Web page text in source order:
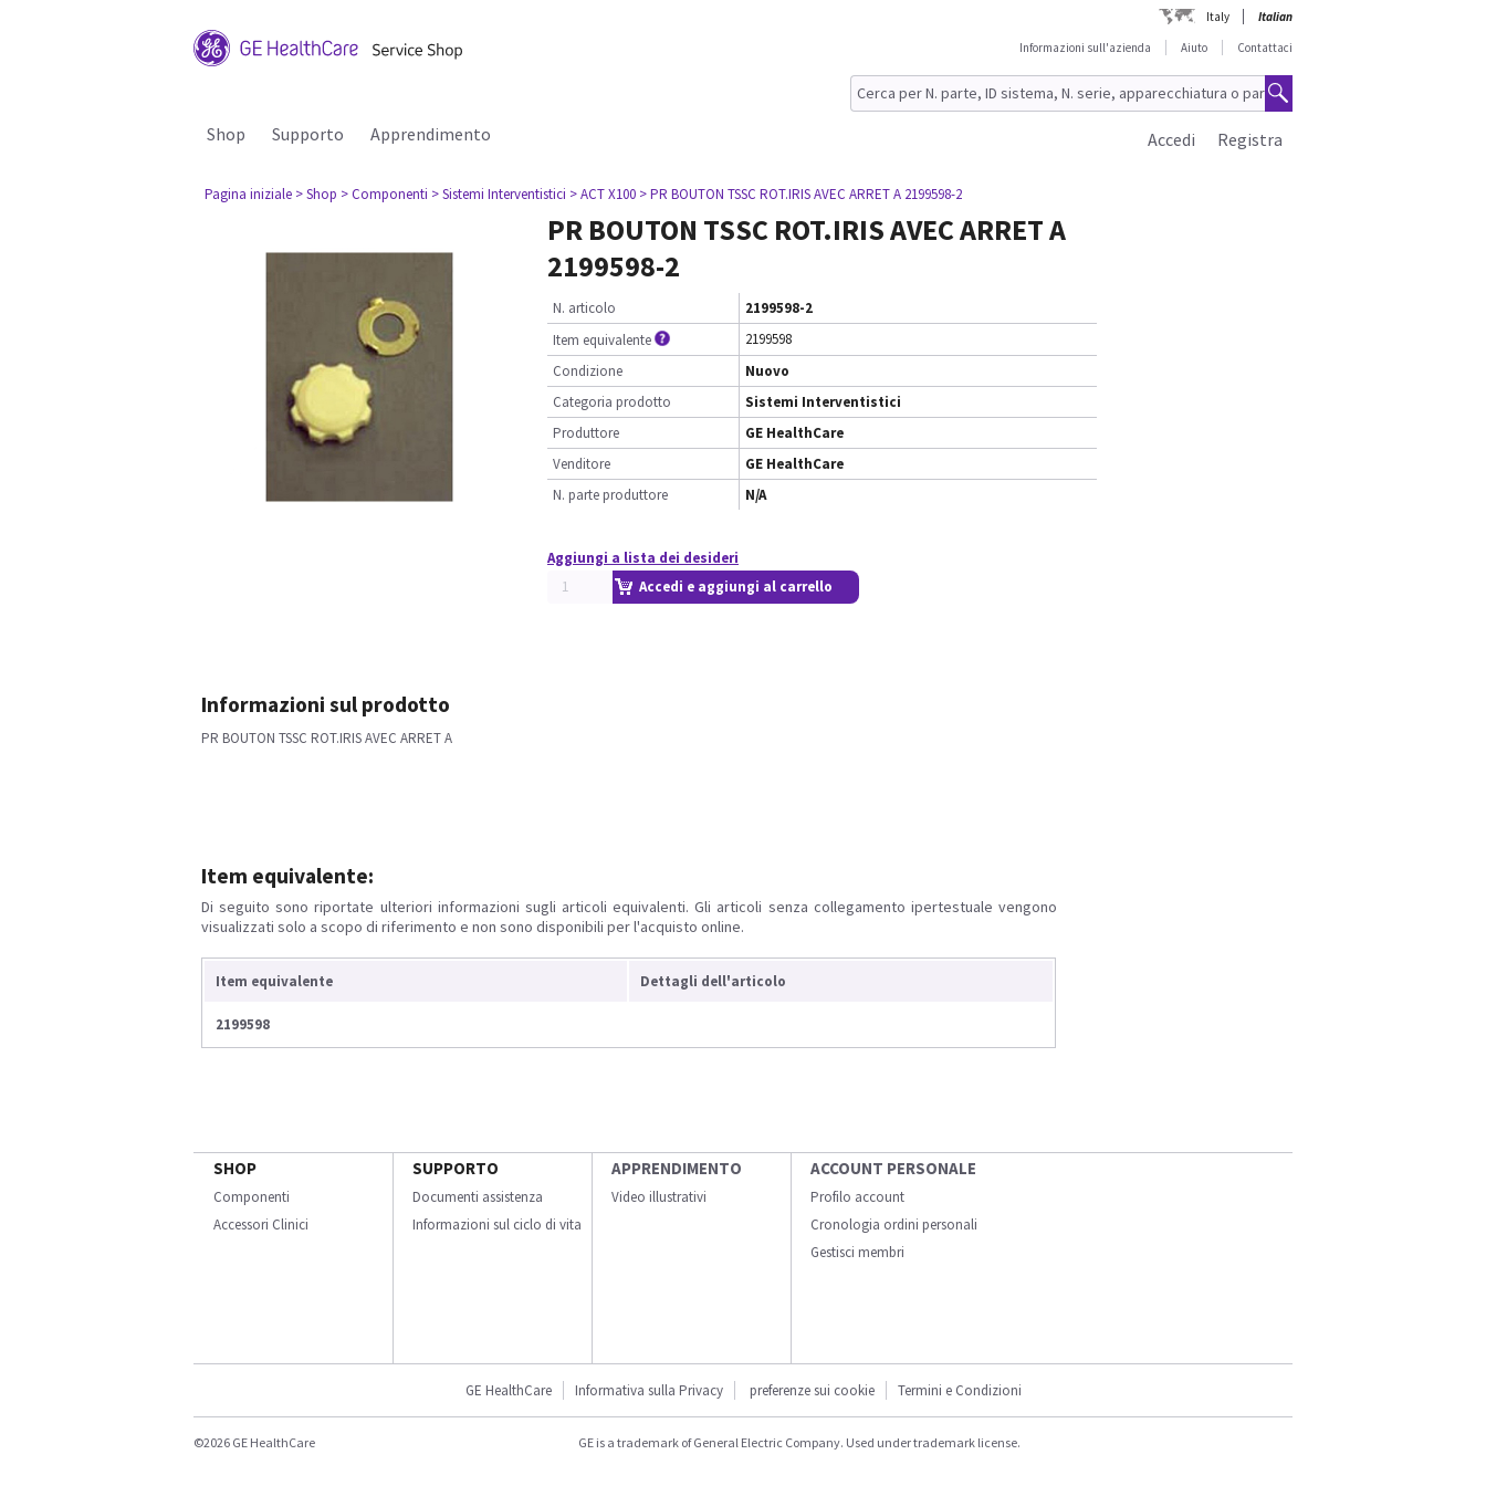
Italy
Italian
Informazioni sull'azienda
Aiuto Contattaci
Shop Supporto Apprendimento Registra
Accedi
Pagina iniziale > Shop > Componenti > Sistemi Interventistici > ACT X100 > PR BOUTON TSSC ROT.IRIS AVEC ARRET A 2199598-2
PR BOUTON TSSC ROT.IRIS AVEC ARRET A
2199598-2
N. articolo
2199598-2
Item equivalente
2199598
Condizione
Nuovo
Categoria prodotto
Sistemi Interventistici
Produttore
GE HealthCare
Venditore
GE HealthCare
N. parte produttore
N/A
Aggiungi a lista dei desideri
Accedi e aggiungi al carrello
Informazioni sul prodotto
PR BOUTON TSSC ROT.IRIS AVEC ARRET A
Item equivalente:
Di seguito sono riportate ulteriori informazioni sugli articoli equivalenti. Gli articoli senza collegamento ipertestuale vengono
visualizzati solo a scopo di riferimento e non sono disponibili per l'acquisto online.
Item equivalente Dettagli dell'articolo
2199598
SHOP
Componenti
Accessori Clinici
SUPPORTO
Documenti assistenza
Informazioni sul ciclo di vita
APPRENDIMENTO
Video illustrativi
ACCOUNT PERSONALE
Profilo account
Cronologia ordini personali
Gestisci membri
GE HealthCare Informativa sulla Privacy preferenze sui cookie Termini e Condizioni
©2026 GE HealthCare GE is a trademark of General Electric Company. Used under trademark license.